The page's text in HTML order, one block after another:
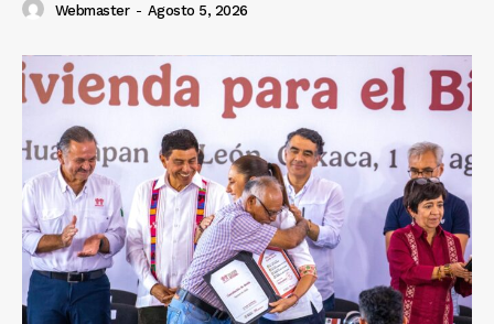
Webmaster - Agosto 5, 2026